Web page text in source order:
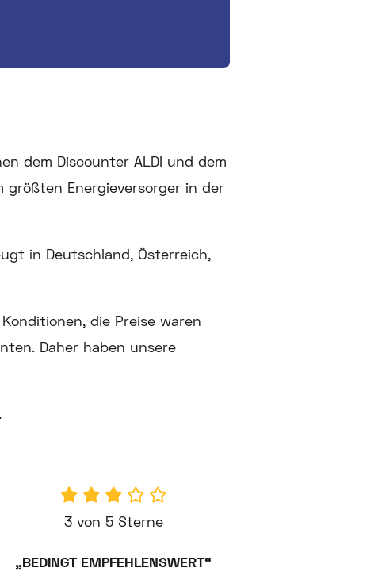
dem Discounter ALDI und dem
größten Energieversorger in der
in Deutschland, Österreich,
die Preise waren
Daher haben unsere
3 von 5 Sterne
„BEDINGT EMPFEHLENSWERT“